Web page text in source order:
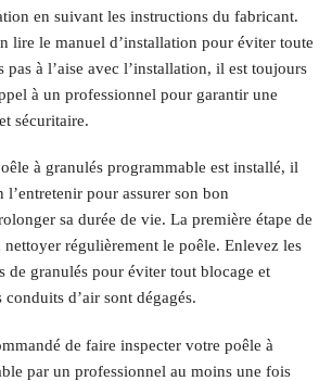
en suivant les instructions du fabricant.
lire le manuel d’installation pour éviter toute
pas à l’aise avec l’installation, il est toujours
à un professionnel pour garantir une
sécuritaire.
à granulés programmable est installé, il
l’entretenir pour assurer son bon
sa durée de vie. La première étape de
nettoyer régulièrement le poêle. Enlevez les
de granulés pour éviter tout blocage et
conduits d’air sont dégagés.
de faire inspecter votre poêle à
par un professionnel au moins une fois